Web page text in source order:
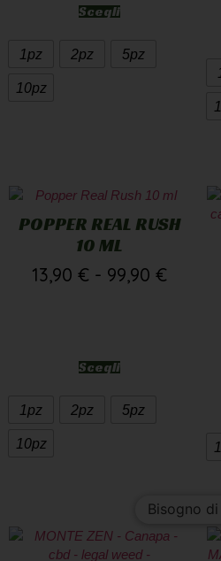
Scegli
1pz 2pz 5pz
10pz
POPPER REAL RUSH
10 ML
13,90 € - 99,90 €
Scegli
1pz 2pz 5pz
10pz
Bisogno